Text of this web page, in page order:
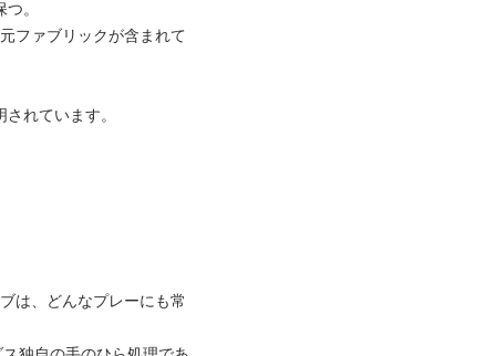
。
ファブリックが含まれて
れています。
は、どんなプレーにも常